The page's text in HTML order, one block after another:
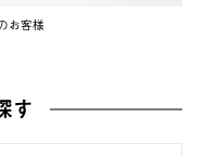
お客様
す